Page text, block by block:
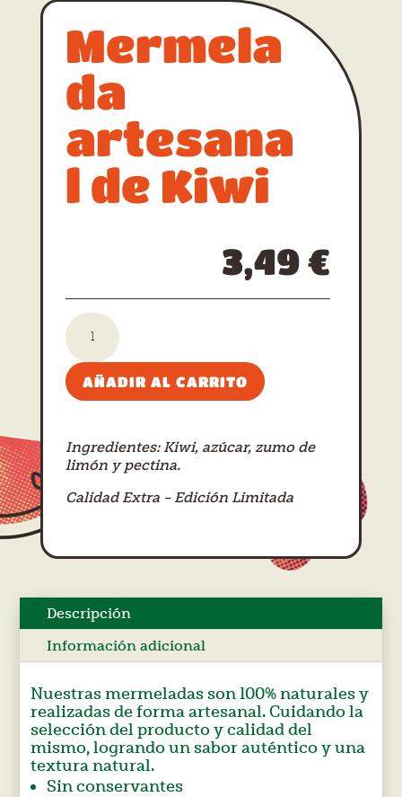
Mermela
da
artesana
l de Kiwi
3,49€
Mermelada
artesanal
de
Kiwi
cantidad
AÑADIR AL CARRITO
Ingredientes: Kiwi, azúcar, zumo de
limón y pectina.
Calidad Extra – Edición Limitada
Descripción
Información adicional
Nuestras mermeladas son 100% naturales y
realizadas de forma artesanal. Cuidando la
selección del producto y calidad del
mismo, logrando un sabor auténtico y una
textura natural.
Sin conservantes